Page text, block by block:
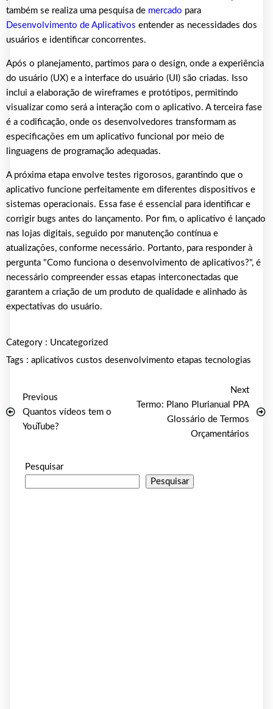
também se realiza uma pesquisa de mercado para
Desenvolvimento de Aplicativos entender as necessidades dos
usuários e identificar concorrentes.
Após o planejamento, partimos para o design, onde a experiência
do usuário (UX) e a interface do usuário (UI) são criadas. Isso
inclui a elaboração de wireframes e protótipos, permitindo
visualizar como será a interação com o aplicativo. A terceira fase
é a codificação, onde os desenvolvedores transformam as
especificações em um aplicativo funcional por meio de
linguagens de programação adequadas.
A próxima etapa envolve testes rigorosos, garantindo que o
aplicativo funcione perfeitamente em diferentes dispositivos e
sistemas operacionais. Essa fase é essencial para identificar e
corrigir bugs antes do lançamento. Por fim, o aplicativo é lançado
nas lojas digitais, seguido por manutenção contínua e
atualizações, conforme necessário. Portanto, para responder à
pergunta "Como funciona o desenvolvimento de aplicativos?", é
necessário compreender essas etapas interconectadas que
garantem a criação de um produto de qualidade e alinhado às
expectativas do usuário.
Category : Uncategorized
Tags : aplicativos custos desenvolvimento etapas tecnologias
Previous
Quantos vídeos tem o
YouTube?
Next
Termo: Plano Plurianual PPA
Glossário de Termos
Orçamentários
Pesquisar
Pesquisar